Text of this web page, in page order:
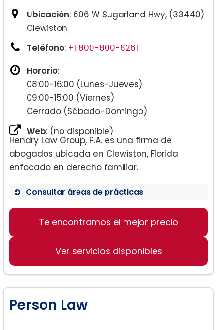
Ubicación: 606 W Sugarland Hwy, (33440)
Clewiston
Teléfono: +1 800-800-8261
Horario:
08:00-16:00 (Lunes-Jueves)
09:00-15:00 (Viernes)
Cerrado (Sábado-Domingo)
Web: (no disponible)
Hendry Law Group, P.A. es una firma de
abogados ubicada en Clewiston, Florida
enfocado en derecho familiar.
Consultar áreas de prácticas
Derecho de Familia
Te encontramos el mejor precio
Ver servicios disponibles
Person Law